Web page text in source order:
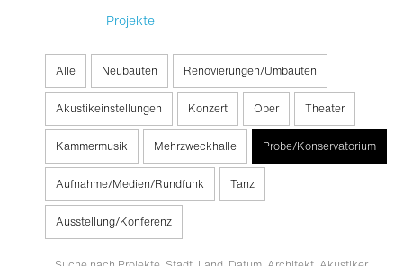
Projekte
Alle Neubauten Renovierungen/Umbauten
Akustikeinstellungen Konzert Oper Theater
Kammermusik Mehrzweckhalle Probe/Konservatorium
Aufnahme/Medien/Rundfunk Tanz
Ausstellung/Konferenz